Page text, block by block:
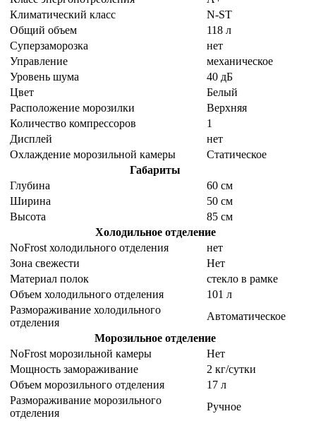
Климатический класс
N-ST
Общий объем
118 л
Суперзаморозка
нет
Управление
механическое
Уровень шума
40 дБ
Цвет
Белый
Расположение морозилки
Верхняя
Количество компрессоров
1
Дисплей
нет
Охлаждение морозильной камеры
Статическое
Габариты
Глубина
60 см
Ширина
50 см
Высота
85 см
Холодильное отделение
NoFrost холодильного отделения
нет
Зона свежести
Нет
Материал полок
стекло в рамке
Объем холодильного отделения
101 л
Размораживание холодильного
отделения
Автоматическое
Морозильное отделение
NoFrost морозильной камеры
Нет
Мощность замораживание
2 кг/сутки
Объем морозильного отделения
17 л
Размораживание морозильного
отделения
Ручное